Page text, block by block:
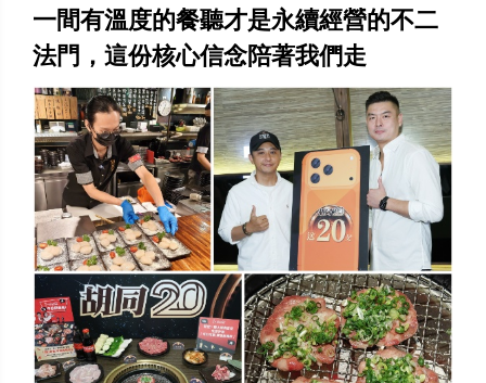
一間有溫度的餐聽才是永續經營的不二
法門，這份核心信念陪著我們走